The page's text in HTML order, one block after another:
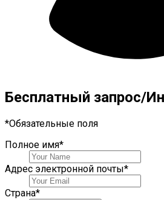
Бесплатный запрос/
*Обязательные поля
Полное имя*
Адрес электронной почты*
Страна*